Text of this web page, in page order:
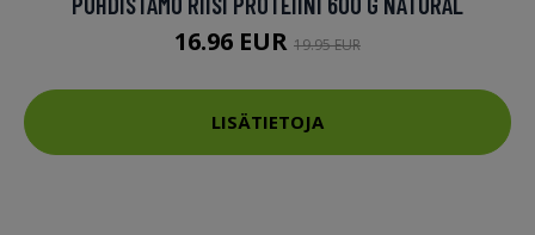
16.96 EUR 19.95 EUR
LISÄTIETOJA